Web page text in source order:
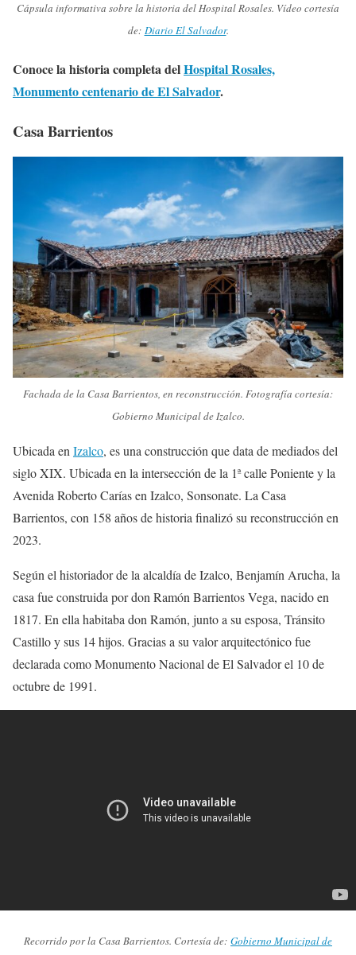
Cápsula informativa sobre la historia del Hospital Rosales. Vídeo cortesía
de: Diario El Salvador.
Conoce la historia completa delHospital Rosales,
Monumento centenario de El Salvador.
Casa Barrientos
Fachada de la Casa Barrientos, en reconstrucción. Fotografía cortesía:
Gobierno Municipal de Izalco.
Ubicada enIzalco, es una construcción que data de mediados del
siglo XIX. Ubicada en la intersección de la 1ª calle Poniente y la
Avenida Roberto Carías en Izalco, Sonsonate. La Casa
Barrientos, con 158 años de historia finalizó su reconstrucción en
2023.
Según el historiador de la alcaldía de Izalco, Benjamín Arucha, la
casa fue construida por don Ramón Barrientos Vega, nacido en
1817. En ella habitaba don Ramón, junto a su esposa, Tránsito
Castillo y sus 14 hijos. Gracias a su valor arquitectónico fue
declarada como Monumento Nacional de El Salvador el 10 de
octubre de 1991.
Recorrido por la Casa Barrientos. Cortesía de: Gobierno Municipal de